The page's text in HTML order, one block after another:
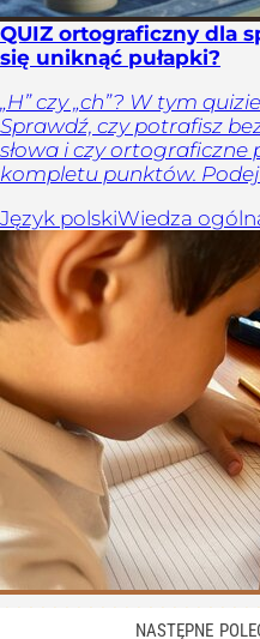
QUIZ ortograficzny dla
się uniknąć pułapki?
„H” czy „ch”? W tym
Sprawdź, czy potrafisz
słowa i czy ortograficzne
kompletu punktów.
Język polskiWiedza